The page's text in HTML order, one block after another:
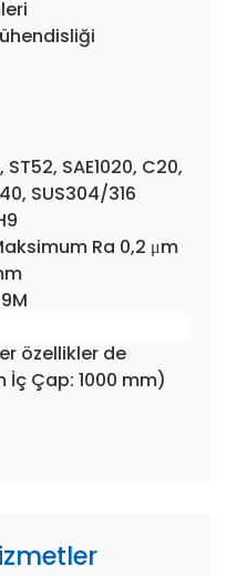
SAE1020, C20,
SUS304/316
Ra 0,2 μm
özellikler de
Çap: 1000 mm)